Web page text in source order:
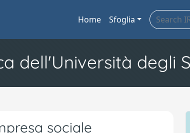
Home Sfoglia
dell'Università degli
sociale